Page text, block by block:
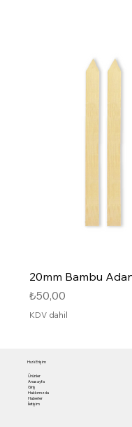
20mm Bambu
Fiyat
₺50,00
KDV dahil
Hızlı Erişim
Ürünler
Anasayfa
Giriş
Hakkımızda
Haberler
İletişim